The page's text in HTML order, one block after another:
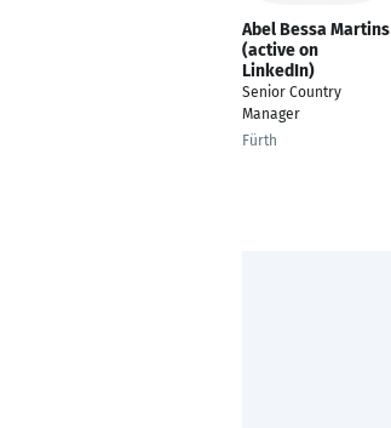
Abel Bessa Martins
(active on
LinkedIn)
Senior Country
Manager
Fürth